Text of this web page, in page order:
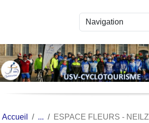
Accueil ESPACE FLEURS - NEILZ